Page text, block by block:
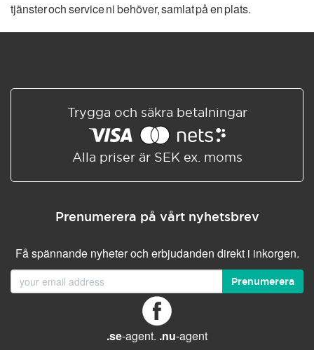
tjänster och service ni behöver, samlat på en plats.
Trygga och säkra betalningar
Alla priser är SEK ex. moms
Prenumerera på vårt nyhetsbrev
Få spännande nyheter och erbjudanden direkt i inkorgen.
Prenumerera
.se-agent. .nu-agent